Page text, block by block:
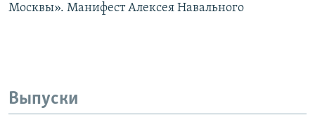
Москвы». Манифест Алексея Навального
Выпуски